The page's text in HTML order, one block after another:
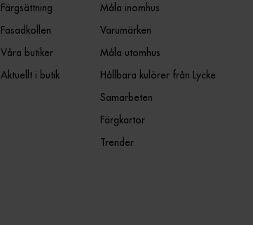
Färgsättning
Fasadkollen
Våra butiker
Aktuellt i butik
Måla inomhus
Varumärken
Måla utomhus
Hållbara kulörer från Lycke
Samarbeten
Färgkartor
Trender